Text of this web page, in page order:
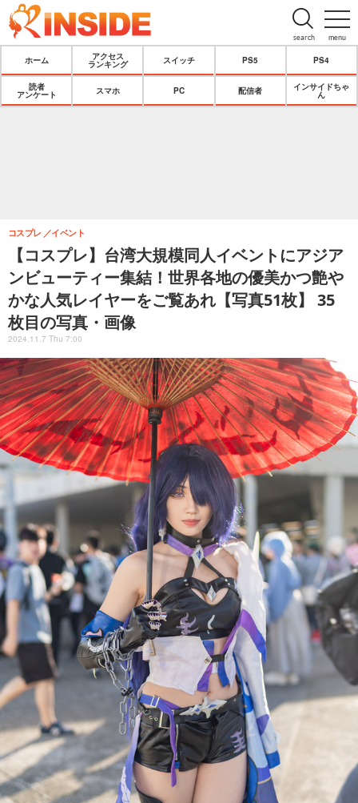
menu
search
ホーム
アクセス
ランキング
スイッチ PS5 PS4
読者
アンケート
スマホ PC 配信者
インサイドちゃ
ん
【コスプレ】台湾大規模同人イベントにアジア
ンビューティー集結！世界各地の優美かつ艶や
かな人気レイヤーをご覧あれ【写真51枚】 35
枚目の写真・画像
コスプレ イベント
2024.11.7 Thu 7:00